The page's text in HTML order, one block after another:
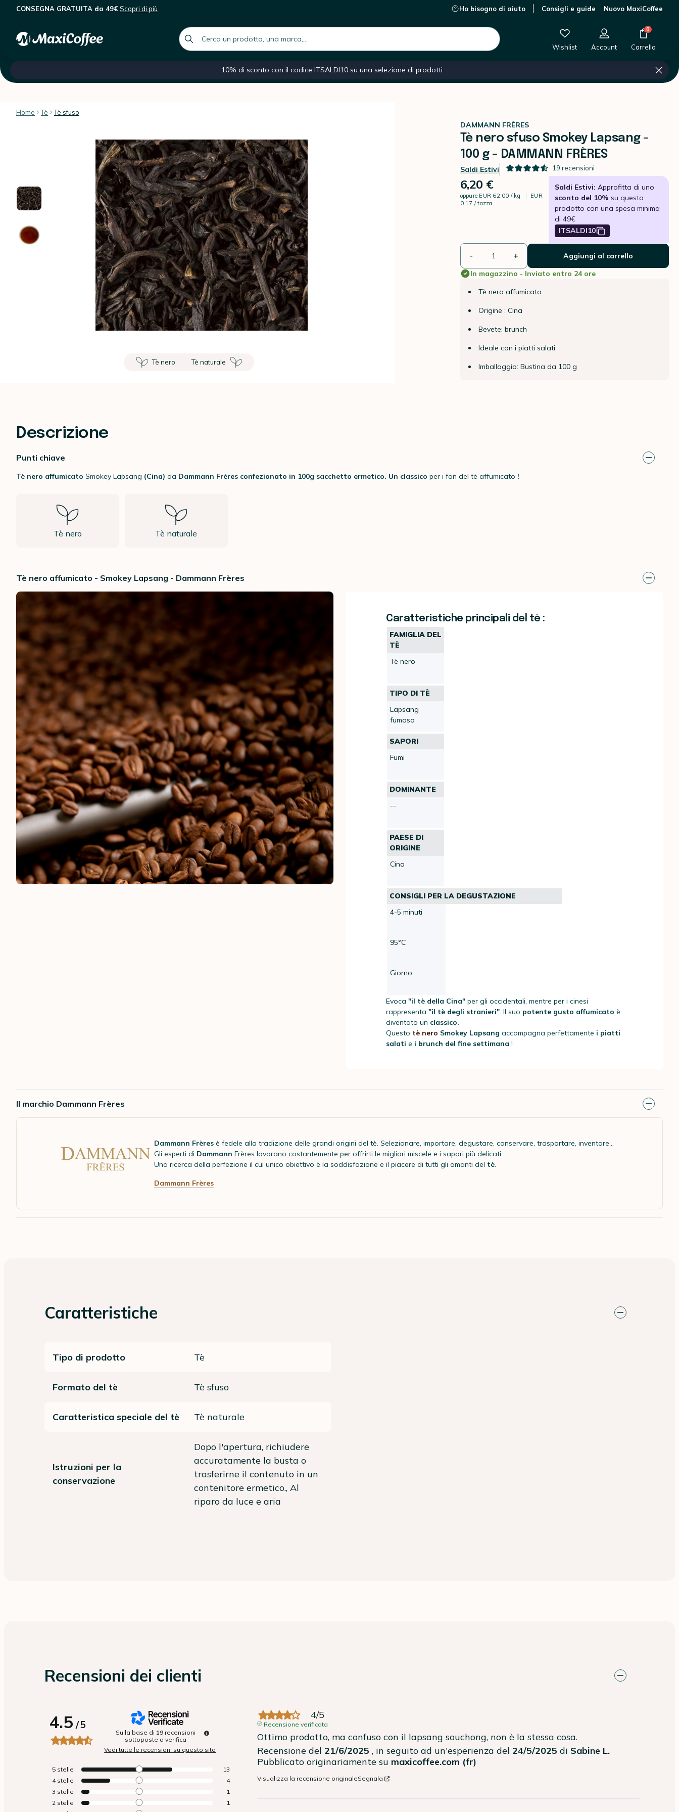
CONSEGNA GRATUITA da 49€Scopri di più Ho bisogno di aiuto Consigli e guide Nuovo MaxiCoffee
global.search.placeholder
Wishlist Account
0
Carrello
Caffè italiano Macchina caffè espresso Caffè macinato Moka
10% di sconto con il codice ITSALDI10 su una selezione di prodotti
Home Tè Tè sfuso
Tè nero Tè naturale
DAMMANN FRÈRES
Tè nero sfuso Smokey Lapsang -
100 g - DAMMANN FRÈRES
Saldi Estivi 19 recensioni
6,20 €
oppure EUR 62.00 / kg
EUR
0.17 / tazza
Saldi Estivi: Approfitta di uno
sconto del 10% su questo
prodotto con una spesa minima
di 49€
ITSALDI10
- +
Aggiungi al carrello
In magazzino - Inviato entro 24 ore
Tè nero affumicato
Origine : Cina
Bevete: brunch
Ideale con i piatti salati
Imballaggio: Bustina da 100 g
Descrizione
Punti chiave
Tè nero affumicato Smokey Lapsang (Cina) da Dammann Frères confezionato in 100g sacchetto ermetico. Un classico per i fan del tè affumicato !
Tè nero Tè naturale
Tè nero affumicato - Smokey Lapsang - Dammann Frères
Caratteristiche principali del tè :
FAMIGLIA DEL
TÈ
Tè nero
TIPO DI TÈ
Lapsang
fumoso
SAPORI
Fumi
DOMINANTE
--
PAESE DI
ORIGINE
Cina
CONSIGLI PER LA DEGUSTAZIONE
4-5 minuti
95°C
Giorno
Evoca "il tè della Cina" per gli occidentali, mentre per i cinesi
rappresenta "il tè degli stranieri". Il suo potente gusto affumicato è
diventato un classico.
Questo tè nero Smokey Lapsang accompagna perfettamente i piatti
salati e i brunch del fine settimana !
Il marchio Dammann Frères
Dammann Frères è fedele alla tradizione delle grandi origini del tè. Selezionare, importare, degustare, conservare, trasportare, inventare...
Gli esperti di Dammann Frères lavorano costantemente per offrirti le migliori miscele e i sapori più delicati.
Una ricerca della perfezione il cui unico obiettivo è la soddisfazione e il piacere di tutti gli amanti del tè.
Dammann Frères
Caratteristiche
Tipo di prodotto Tè
Formato del tè Tè sfuso
Caratteristica speciale del tè Tè naturale
Istruzioni per la
conservazione
Dopo l'apertura, richiudere
accuratamente la busta o
trasferirne il contenuto in un
contenitore ermetico., Al
riparo da luce e aria
Recensioni dei clienti
4.5/5
Sulla base di 19 recensioni
sottoposte a verifica
Vedi tutte le recensioni su questo sito
5 stelle
13
4 stelle
4
3 stelle
1
2 stelle
1
4/5
Recensione verificata
Ottimo prodotto, ma confuso con il lapsang souchong, non è la stessa cosa.
Recensione del 21/6/2025 , in seguito ad un'esperienza del 24/5/2025 di Sabine L.
Pubblicato originariamente su maxicoffee.com (fr)
Visualizza la recensione originaleSegnala
Descrizione Recensioni dei clienti
6,20 € -